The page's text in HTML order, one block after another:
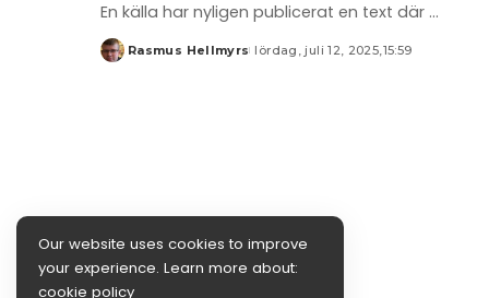
En källa har nyligen publicerat en text där ...
Posted
Rasmus Hellmyrs lördag, juli 12, 2025,15:59
Our website uses cookies to improve
your experience. Learn more about:
cookie policy